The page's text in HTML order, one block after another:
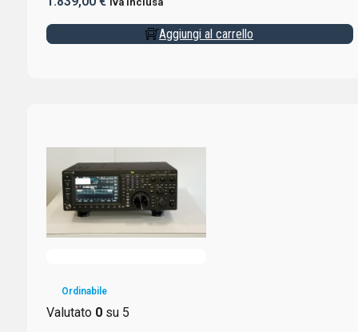
Aggiungi al carrello
Ordinabile
Valutato 0su 5